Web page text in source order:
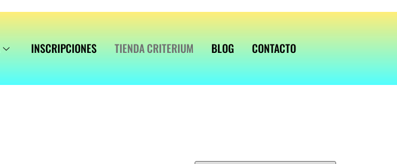
INSCRIPCIONES TIENDA CRITERIUM BLOG CONTACTO